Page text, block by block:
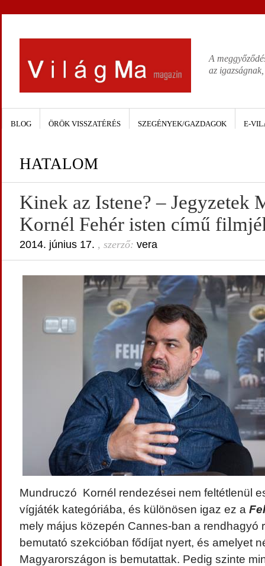
A
az
BLOG ÖRÖK VISSZATÉRÉS SZEGÉNYEK/GAZDAGOK E-
HATALOM
Kinek az Istene? – Jegyzetek
Kornél Fehér isten című
2014. június 17. , szerző: vera
Mundruczó Kornél rendezései nem feltétlenül
vígjáték kategóriába, és különösen igaz ez a
mely május közepén Cannes-ban a rendhagyó
bemutató szekcióban fődíjat nyert, és amelyet
Magyarországon is bemutattak. Pedig szinte